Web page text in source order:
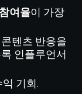
여율이 가장
텐츠 반응을
인플루언서
기회.